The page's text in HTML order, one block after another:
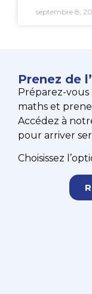
septembre 8,
Prenez de
Préparez-vous
maths et
Accédez à
pour arriver
Choisissez